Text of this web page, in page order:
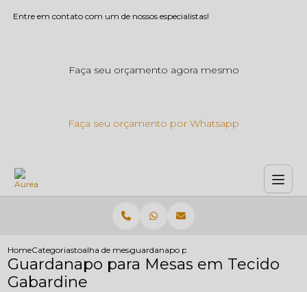
Entre em contato com um de nossos especialistas!
Faça seu orçamento agora mesmo
Faça seu orçamento por Whatsapp
HomeCategoriastoalha de mesaguardanapo para mesas em tecido
Guardanapo para Mesas em Tecido
Gabardine